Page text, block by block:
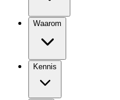
Waarom
Kennis